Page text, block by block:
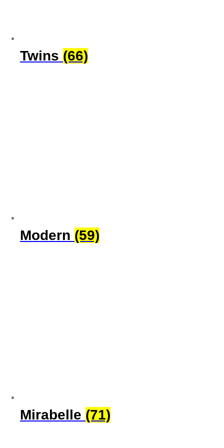
Twins (66)
Modern (59)
Mirabelle (71)